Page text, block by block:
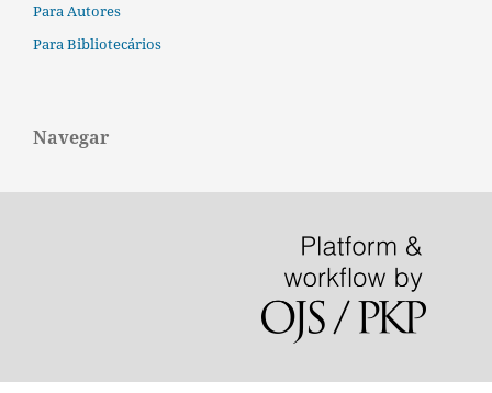
Para Autores
Para Bibliotecários
Navegar